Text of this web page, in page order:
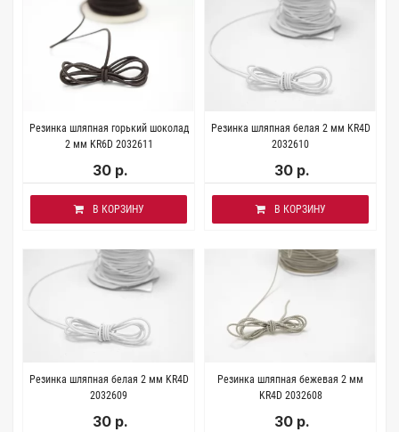
Резинка шляпная горький шоколад
2 мм KR6D 2032611
30 р.
В КОРЗИНУ
Резинка шляпная белая 2 мм KR4D
2032610
30 р.
В КОРЗИНУ
Резинка шляпная белая 2 мм KR4D
2032609
30 р.
Резинка шляпная бежевая 2 мм
KR4D 2032608
30 р.